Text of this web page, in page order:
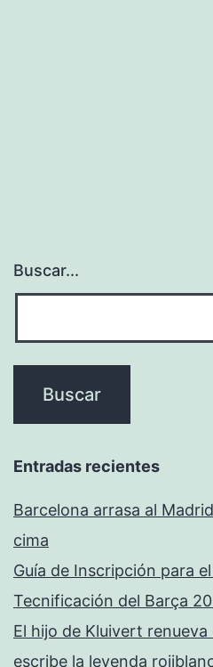
Buscar...
Entradas recientes
Barcelona arrasa al
cima
Guía de Inscripción para
Tecnificación del Barça
El hijo de Kluivert
escribe la leyenda